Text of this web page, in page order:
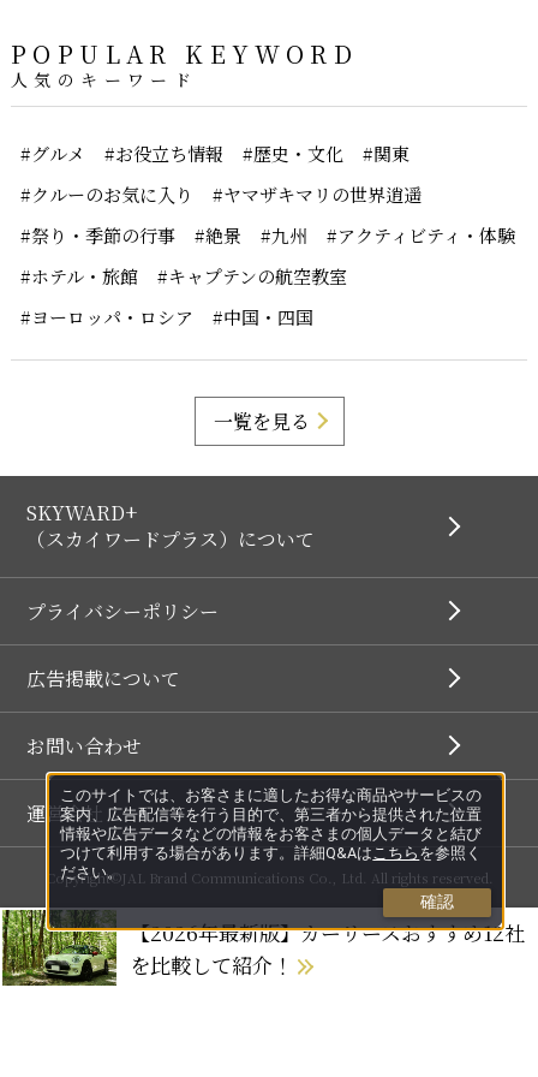
【2026年最新版】カーリースおすすめ12社
を比較して紹介！
POPULAR KEYWORD
人気のキーワード
#グルメ #お役立ち情報 #歴史・文化
#関東
#クルーのお気に入り
#ヤマザキマリの世界逍遥
#祭り・季節の行事
#絶景 #九州
#アクティビティ・体験
#ホテル・旅館
#キャプテンの航空教室
#ヨーロッパ・ロシア
#中国・四国
一覧を見る
SKYWARD+
（スカイワードプラス）について
プライバシーポリシー
広告掲載について
お問い合わせ
運営会社
Copyright©JAL Brand Communications Co., Ltd. All rights reserved.
このサイトでは、お客さまに適したお得な商品やサービスの
案内、広告配信等を行う目的で、第三者から提供された位置
情報や広告データなどの情報をお客さまの個人データと結び
つけて利用する場合があります。詳細Q&Aはこちら を参照く
ださい。
確認